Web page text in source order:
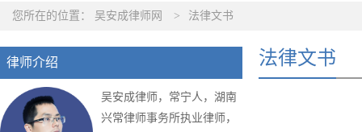
您所在的位置： 吴安成律师网 > 法律文书
律师介绍
吴安成律师，常宁人，湖南
兴常律师事务所执业律师，
法律文书